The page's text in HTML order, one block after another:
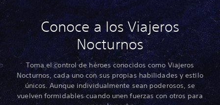
Conoce a los Viajeros
Nocturnos
Toma el control de héroes conocidos como Viajeros
Nocturnos, cada uno con sus propias habilidades y estilo
únicos. Aunque individualmente sean poderosos, se
vuelven formidables cuando unen fuerzas con otros para